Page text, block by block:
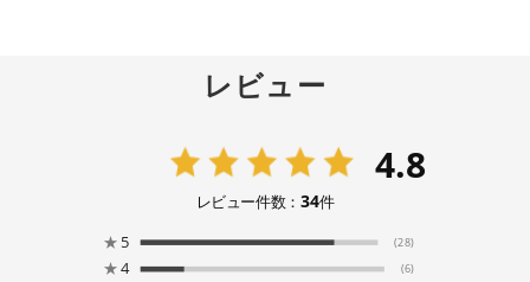
レビュー
4.8
レビュー件数： 34件
★ 5 (28)
★4 (6)